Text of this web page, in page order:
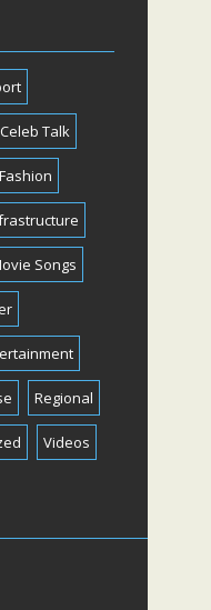
Celeb Talk
Fashion
Songs
Regional
Videos